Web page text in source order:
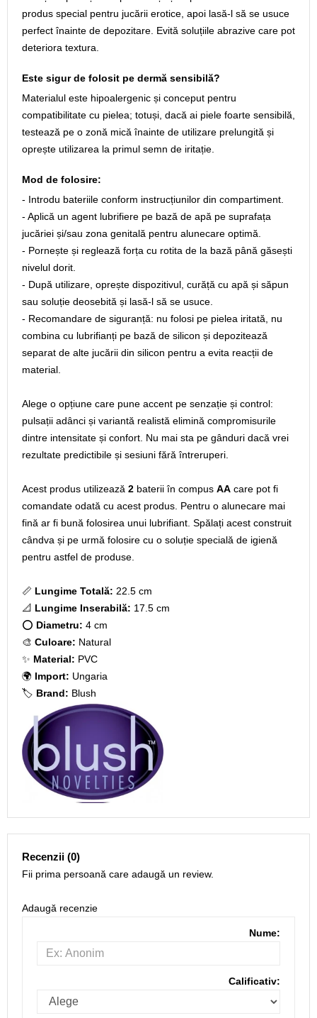
produs special pentru jucării erotice, apoi lasă-l să se usuce
perfect înainte de depozitare. Evită soluțiile abrazive care pot
deteriora textura.
Este sigur de folosit pe dermă sensibilă?
Materialul este hipoalergenic și conceput pentru
compatibilitate cu pielea; totuși, dacă ai piele foarte sensibilă,
testează pe o zonă mică înainte de utilizare prelungită și
oprește utilizarea la primul semn de iritație.
Mod de folosire:
- Introdu bateriile conform instrucțiunilor din compartiment.
- Aplică un agent lubrifiere pe bază de apă pe suprafața
jucăriei și/sau zona genitală pentru alunecare optimă.
- Pornește și reglează forța cu rotita de la bază până găsești
nivelul dorit.
- După utilizare, oprește dispozitivul, curăță cu apă și săpun
sau soluție deosebită și lasă-l să se usuce.
- Recomandare de siguranță: nu folosi pe pielea iritată, nu
combina cu lubrifianți pe bază de silicon și depozitează
separat de alte jucării din silicon pentru a evita reacții de
material.
Alege o opțiune care pune accent pe senzație și control:
pulsații adânci și variantă realistă elimină compromisurile
dintre intensitate și confort. Nu mai sta pe gânduri dacă vrei
rezultate predictibile și sesiuni fără întreruperi.
Acest produs utilizează 2 baterii în compus AA care pot fi
comandate odată cu acest produs. Pentru o alunecare mai
fină ar fi bună folosirea unui lubrifiant. Spălați acest construit
cândva și pe urmă folosire cu o soluție specială de igienă
pentru astfel de produse.
📏 Lungime Totală: 22.5 cm
📐 Lungime Inserabilă: 17.5 cm
⭕ Diametru: 4 cm
🎨 Culoare: Natural
✨ Material: PVC
🌍 Import: Ungaria
🏷️ Brand: Blush
Recenzii (0)
Fii prima persoană care adaugă un review.
Adaugă recenzie
Nume:
Calificativ: